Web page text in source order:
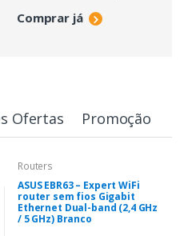
Comprar já
Ofertas Promoção
Routers
ASUS EBR63 – Expert WiFi
router sem fios Gigabit
Ethernet Dual-band (2,4 GHz
/ 5 GHz) Branco